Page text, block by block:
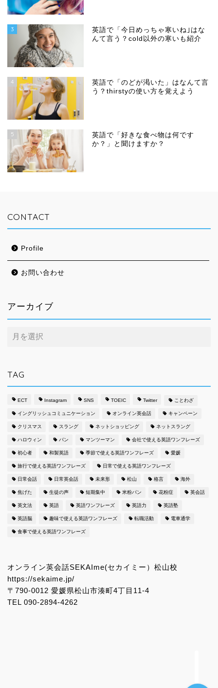
3
英語で「今日めっちゃ寒いね｣はな
んて言う？cold以外の寒いも紹介
4
英語で「のどが渇いた」はなんて言
う？thirstyの使い方を覚えよう
5
英語で「好きな食べ物は何です
か？」と聞けますか？
CONTACT
Profile
お問い合わせ
アーカイブ
ア
ー
ブ
TAG
ECT Instagram SNS TOEIC Twitter ことわざ
イングリッシュコミュニケーション オンライン英会話 キャンペーン
クリスマス スラング ネットショッピング ネットスラング
ハロウィン パン マンツーマン 会社で使える英語ワンフレーズ
初心者 和製英語 季節で使える英語ワンフレーズ 愛媛
旅行で使える英語ワンフレーズ 日常で使える英語ワンフレーズ
日常会話 日常英会話 未来形 松山 格言 海外
焦げた 生徒の声 短期集中 米粉パン 花粉症 英会話
英文法 英語 英語ワンフレーズ 英語力 英語塾
英語脳 趣味で使える英語ワンフレーズ 転職活動 電車通学
食事で使える英語ワンフレーズ
オンライン英会話SEKAIme(セカイミー）松山校
https://sekaime.jp/
〒790-0012 愛媛県松山市湊町4丁目11-4
TEL 090-2894-4262
ーズ更新中！
日常英会話で使えるオリジ
満足度98%のマンツーマン
レッスンをお得に受講する